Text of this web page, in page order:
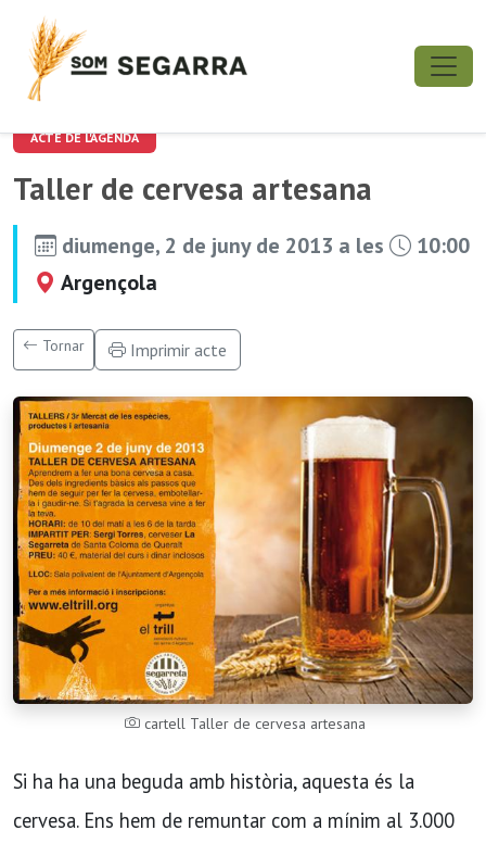
ACTE DE L'AGENDA
Taller de cervesa artesana
diumenge, 2 de juny de 2013 a les
10:00
Argençola
Tornar Imprimir acte
cartell Taller de cervesa artesana
Si ha ha una beguda amb història, aquesta és la
cervesa. Ens hem de remuntar com a mínim al 3.000